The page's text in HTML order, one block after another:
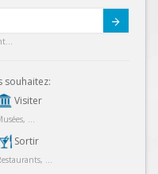
souhaitez:
Visiter
...
Sortir
...